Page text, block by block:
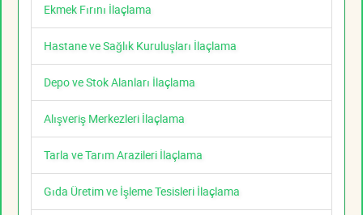
Ekmek Fırını İlaçlama
Hastane ve Sağlık Kuruluşları İlaçlama
Depo ve Stok Alanları İlaçlama
Alışveriş Merkezleri İlaçlama
Tarla ve Tarım Arazileri İlaçlama
Gıda Üretim ve İşleme Tesisleri İlaçlama